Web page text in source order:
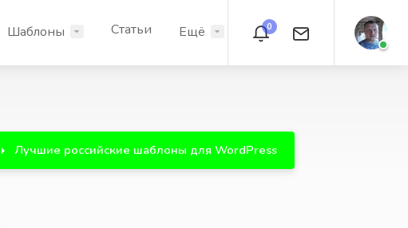
Шаблоны Статьи Ещё 0
Лучшие российские шаблоны для WordPress